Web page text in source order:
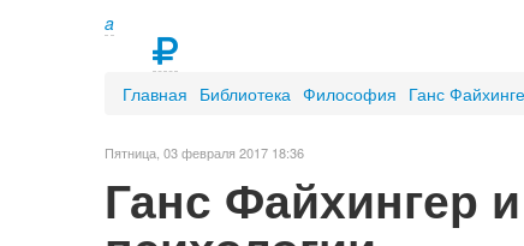
a
Главная Библиотека Философия Ганс
Пятница, 03 февраля 2017 18:36
Ганс Файхингер